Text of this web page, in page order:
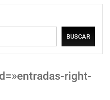
BUSCAR
right-